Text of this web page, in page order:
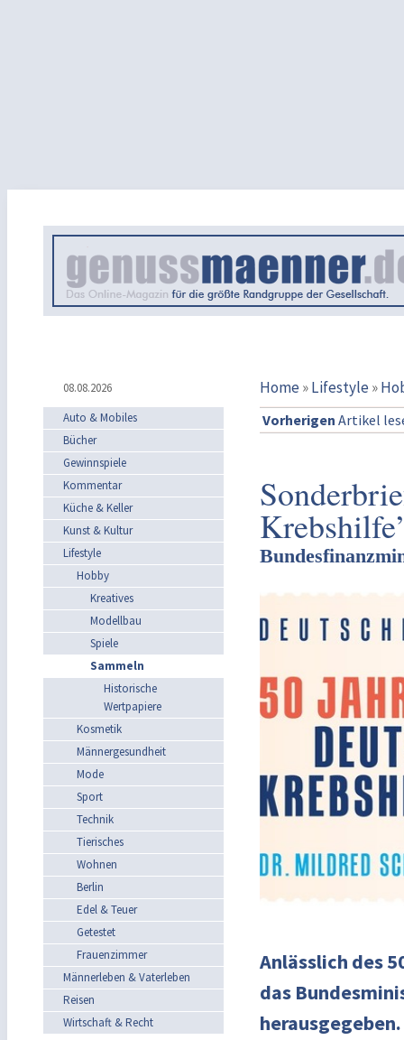
08.08.2026 Home»Lifestyle»
Auto & Mobiles
Bücher
Gewinnspiele
Kommentar
Küche & Keller
Kunst & Kultur
Lifestyle
Hobby
Kreatives
Modellbau
Spiele
Sammeln
Historische
Wertpapiere
Kosmetik
Männergesundheit
Mode
Sport
Technik
Tierisches
Wohnen
Berlin
Edel & Teuer
Getestet
Frauenzimmer
Männerleben & Vaterleben
Reisen
Wirtschaft & Recht
Vorherigen Artikel
Anlässlich des
das